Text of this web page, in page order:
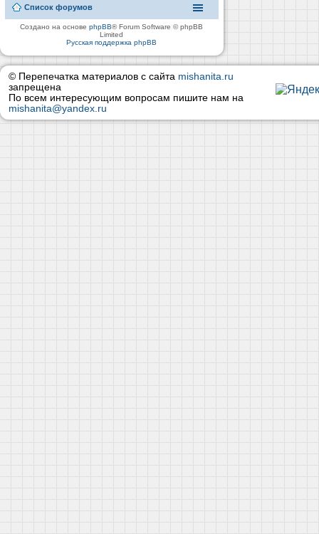
Список форумов
Создано на основеphpBB® Forum Software © phpBB
Limited
Русская поддержка phpBB
© Перепечатка материалов с сайта mishanita.ru
запрещена
По всем интересующим вопросам пишите нам на
mishanita@yandex.ru